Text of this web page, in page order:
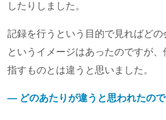
したりしました。
記録を行うという目的で見ればど
というイメージはあったのですが、
指すものとは違うと思いました。
― どのあたりが違うと思われたので